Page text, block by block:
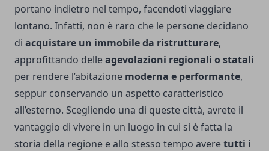
portano indietro nel tempo, facendoti viaggiare
lontano. Infatti, non è raro che le persone decidano
di acquistare un immobile da ristrutturare,
approfittando delleagevolazioni regionali o statali
per rendere l’abitazione moderna e performante,
seppur conservando un aspetto caratteristico
all’esterno. Scegliendo una di queste città, avrete il
vantaggio di vivere in un luogo in cui si è fatta la
storia della regione e allo stesso tempo averetutti i